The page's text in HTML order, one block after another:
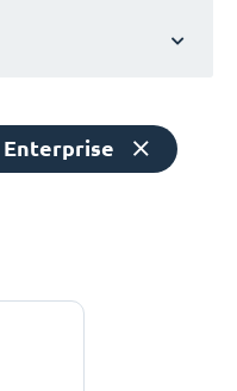
Enterprise